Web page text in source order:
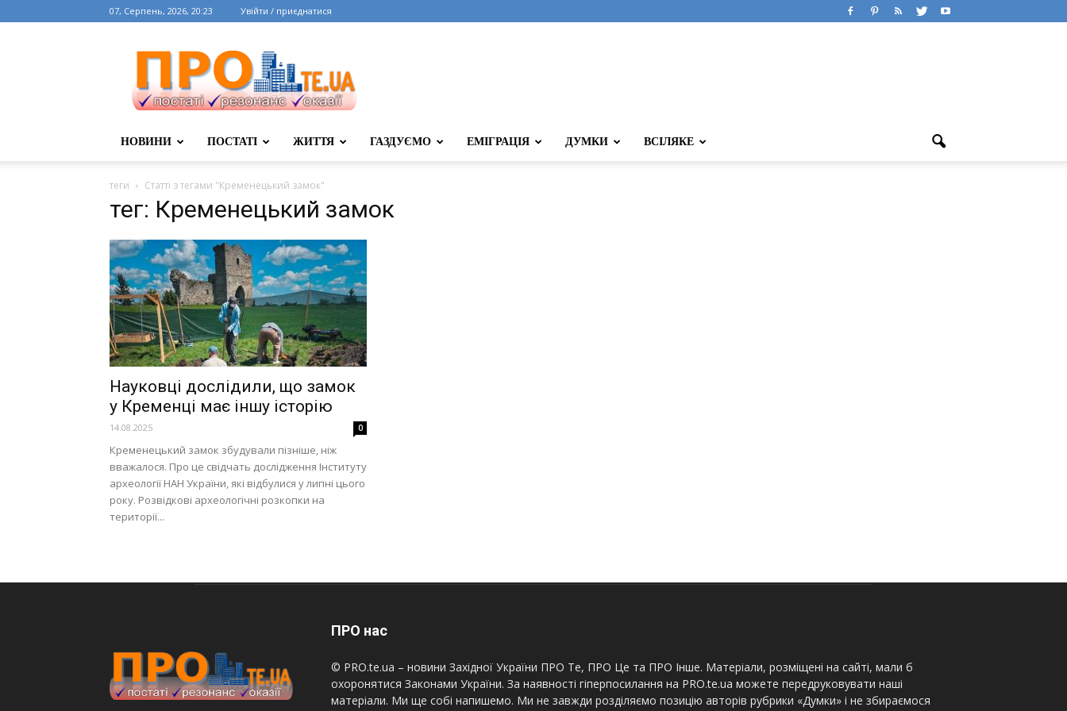
07, Серпень, 2026, 20:23 Увійти / приєднатися
НОВИНИ ПОСТАТІ ЖИТТЯ ГАЗДУЄМО ЕМІГРАЦІЯ ДУМКИ ВСІЛЯКЕ
теги Статті з тегами "Кременецький замок"
тег: Кременецький замок
Науковці дослідили, що замок
у Кременці має іншу історію
14.08.2025 0
Кременецький замок збудували пізніше, ніж
вважалося. Про це свідчать дослідження Інституту
археології НАН України, які відбулися у липні цього
року. Розвідкові археологічні розкопки на
території...
ПРО нас
© PRO.te.ua – новини Західної України ПРО Те, ПРО Це та ПРО Інше. Матеріали, розміщені на сайті, мали б
охоронятися Законами України. За наявності гіперпосилання на PRO.te.ua можете передруковувати наші
матеріали. Ми ще собі напишемо. Ми не завжди розділяємо позицію авторів рубрики «Думки» і не збираємося